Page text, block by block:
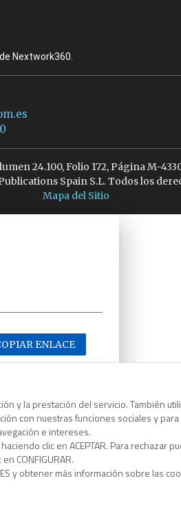
y la prestación del servicio. También
con nuestras funciones sociales y para
e intereses.
clic en ACEPTAR. Para rechazar
CONFIGURAR.
y obtener más información sobre las
Nextwork360.
24.100, Folio 172, Página M-
Spain S.L. Todos los
Mapa del Sitio
ENLACE